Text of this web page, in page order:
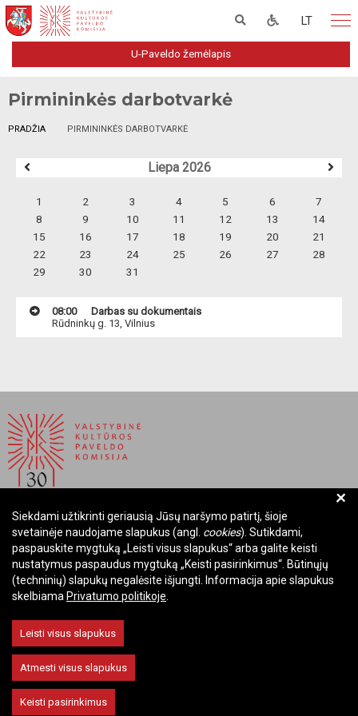
LT
U-Paveldo žemėlapis
Pirmininkės darbotvarkė
PRADŽIA PIRMININKĖS DARBOTVARKĖ
Liepa 2026
1 2 3 4 5 6
7
8
9 10 11 12 13
14
15
16 17 18 19 20
21
22
23 24 25 26 27
28
29
30 31
08:00
Darbas su dokumentais
Rūdninkų g. 13, Vilnius
BIUDŽETINĖ ĮSTAIGA LIETUVOS RESPUBLIKOS
VALSTYBINĖ KULTŪROS PAVELDO KOMISIJA
Įmonės kodas: Juridinių asmenų registre 288700520
Adresas: Rūdninkų g. 13, 01135 Vilnius
El. paštas: komisija@vkpk.lt
BENDRAUKIME
+
Siekdami užtikrinti geriausią Jūsų naršymo patirtį, šioje
svetainėje naudojame slapukus (angl. cookies). Sutikdami,
paspauskite mygtuką „Leisti visus slapukus“ arba galite keisti
nustatymus paspaudus mygtuką „Keisti pasirinkimus“. Būtinųjų
(techninių) slapukų negalėsite išjungti. Informacija apie slapukus
skelbiama Privatumo politikoje
Leisti visus slapukus
Atmesti visus slapukus
Keisti pasirinkimus